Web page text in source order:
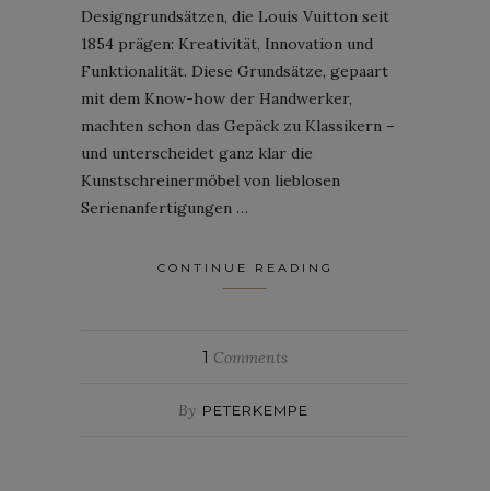
Designgrundsätzen, die Louis Vuitton seit
1854 prägen: Kreativität, Innovation und
Funktionalität. Diese Grundsätze, gepaart
mit dem Know-how der Handwerker,
machten schon das Gepäck zu Klassikern –
und unterscheidet ganz klar die
Kunstschreinermöbel von lieblosen
Serienanfertigungen …
CONTINUE READING
1 Comments
By PETERKEMPE